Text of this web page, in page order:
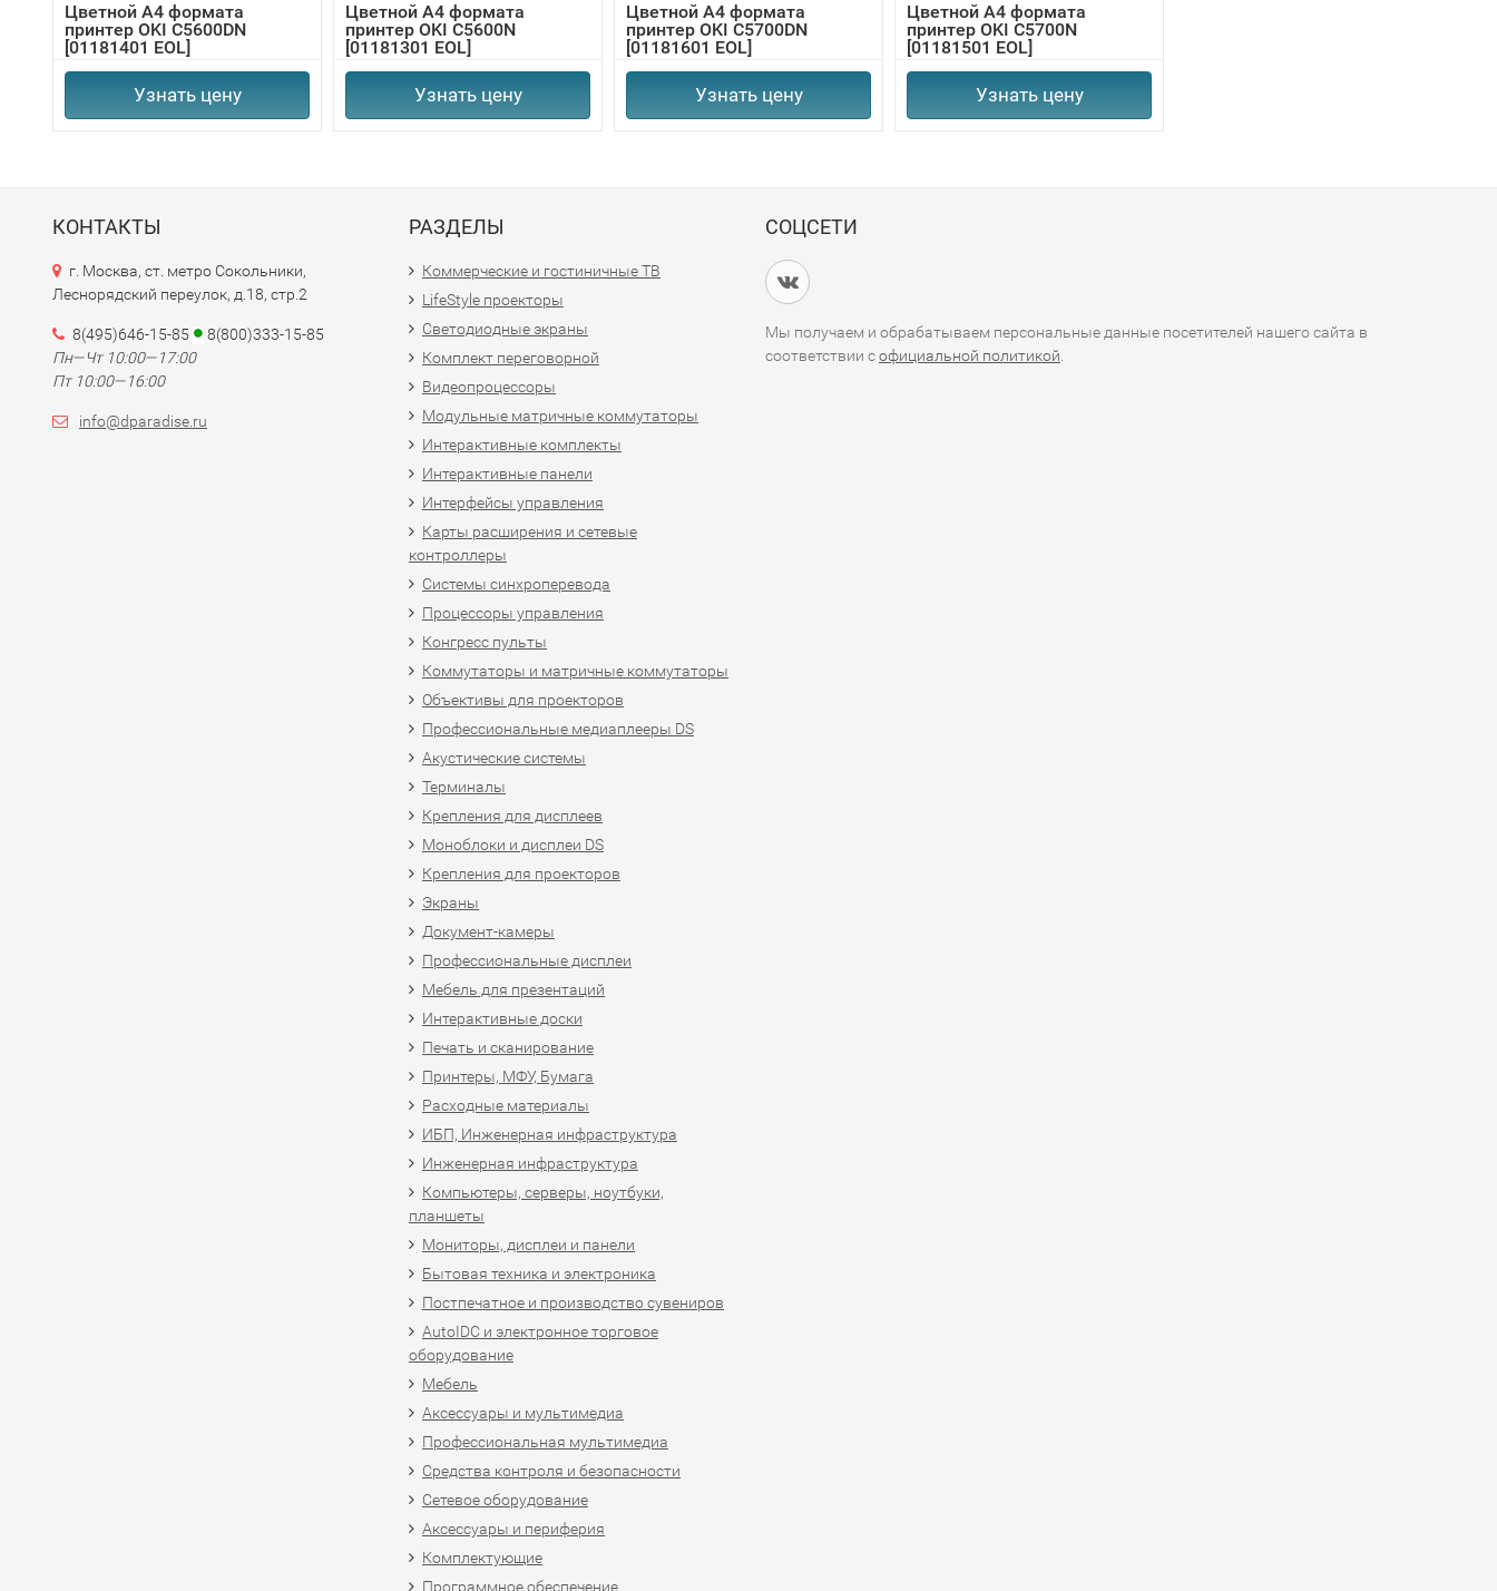
Цветной А4 формата
принтер OKI C5600DN
[01181401 EOL]
Узнать цену
Цветной А4 формата
принтер OKI C5600N
[01181301 EOL]
Узнать цену
Цветной А4 формата
принтер OKI C5700DN
[01181601 EOL]
Узнать цену
Цветной А4 формата
принтер OKI C5700N
[01181501 EOL]
Узнать цену
КОНТАКТЫ
г. Москва, ст. метро Сокольники,
Леснорядский переулок, д.18, стр.2
8(495)646-15-85
8(800)333-15-85
Пн—Чт 10:00—17:00
Пт 10:00—16:00
info@dparadise.ru
РАЗДЕЛЫ
Коммерческие и гостиничные ТВ
LifeStyle проекторы
Светодиодные экраны
Комплект переговорной
Видеопроцессоры
Модульные матричные коммутаторы
Интерактивные комплекты
Интерактивные панели
Интерфейсы управления
Карты расширения и сетевые
контроллеры
Системы синхроперевода
Процессоры управления
Конгресс пульты
Коммутаторы и матричные коммутаторы
Объективы для проекторов
Профессиональные медиаплееры DS
Акустические системы
Терминалы
Крепления для дисплеев
Моноблоки и дисплеи DS
Крепления для проекторов
Экраны
Документ-камеры
Профессиональные дисплеи
Мебель для презентаций
Интерактивные доски
Печать и сканирование
Принтеры, МФУ, Бумага
Расходные материалы
ИБП, Инженерная инфраструктура
Инженерная инфраструктура
Компьютеры, серверы, ноутбуки,
планшеты
Мониторы, дисплеи и панели
Бытовая техника и электроника
Постпечатное и производство сувениров
AutoIDC и электронное торговое
оборудование
Мебель
Аксессуары и мультимедиа
Профессиональная мультимедиа
Средства контроля и безопасности
Сетевое оборудование
Аксессуары и периферия
Комплектующие
Программное обеспечение
СОЦСЕТИ
Мы получаем и обрабатываем персональные данные посетителей нашего сайта в
соответствии софициальной политикой